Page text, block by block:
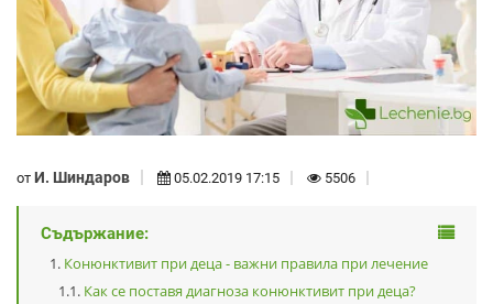
от И. Шиндаров 05.02.2019 17:15 5506
Съдържание:
Конюнктивит при деца - важни правила при лечение
Как се поставя диагноза конюнктивит при деца?